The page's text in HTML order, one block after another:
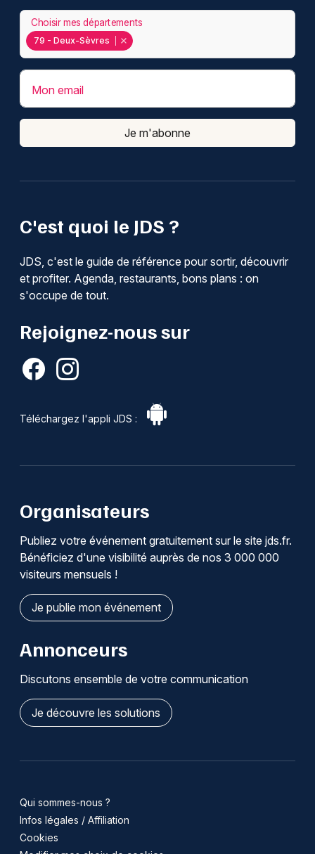
C'est quoi le JDS ?
JDS, c'est le guide de référence pour sortir, découvrir
et profiter. Agenda, restaurants, bons plans : on
s'occupe de tout.
Rejoignez-nous sur
Téléchargez l'appli JDS :
79 - Deux-Sèvres
Choisir mes départements
Mon email
Je m'abonne
Organisateurs
Publiez votre événement gratuitement sur le site jds.fr.
Bénéficiez d'une visibilité auprès de nos 3 000 000
visiteurs mensuels !
Je publie mon événement
Annonceurs
Discutons ensemble de votre communication
Je découvre les solutions
Qui sommes-nous ?
Infos légales / Affiliation
Cookies